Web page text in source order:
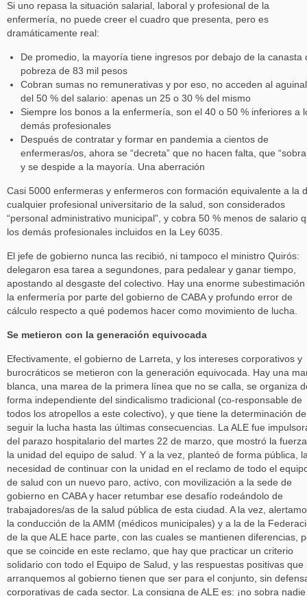
Si uno repasa la situación salarial, laboral y profesional de la
enfermería, no puede creer el cuadro que presenta, pero es
dramáticamente real:
De promedio, la mayoría tiene ingresos por debajo de la canasta
pobreza de 83 mil pesos
Cobran sumas no remunerativas y por eso, no acceden al
del 50 % del salario: apenas un 25 o 30 % del mismo
Siempre los bonos a la enfermería, son el 40 o 50 % inferiores a
demás profesionales
Después de contratar y formar en pandemia a cientos de
enfermeras/os, ahora se “decreta” que no hacen falta, que
y se despide a la mayoría. Una aberración
Casi 5000 enfermeras y enfermeros con formación equivalente a la
cualquier profesional universitario de la salud, son considerados
“personal administrativo municipal”, y cobra 50 % menos de salario
los demás profesionales incluidos en la Ley 6035.
El jefe de gobierno nunca las recibió, ni tampoco el ministro Quirós:
delegaron esa tarea a segundones, para pedalear y ganar tiempo,
apostando al desgaste del colectivo. Hay una enorme subestimación
la enfermería por parte del gobierno de CABA y profundo error de
cálculo respecto a qué podemos hacer como movimiento de lucha.
Se metieron con la generación equivocada
Efectivamente, el gobierno de Larreta, y los intereses corporativos y
burocráticos se metieron con la generación equivocada. Hay una
blanca, una marea de la primera línea que no se calla, se organiza
forma independiente del sindicalismo tradicional (co-responsable de
todos los atropellos a este colectivo), y que tiene la determinación de
seguir la lucha hasta las últimas consecuencias. La ALE fue
del parazo hospitalario del martes 22 de marzo, que mostró la
la unidad del equipo de salud. Y a la vez, planteó de forma pública,
necesidad de continuar con la unidad en el reclamo de todo el
de salud con un nuevo paro, activo, con movilización a la sede de
gobierno en CABA y hacer retumbar ese desafío rodeándolo de
trabajadores/as de la salud pública de esta ciudad. A la vez,
la conducción de la AMM (médicos municipales) y a la de la
de la que ALE hace parte, con las cuales se mantienen diferencias,
que se coincide en este reclamo, que hay que practicar un criterio
solidario con todo el Equipo de Salud, y las respuestas positivas que
arranquemos al gobierno tienen que ser para el conjunto, sin
corporativas de cada sector. La consigna de ALE es: ¡no sobra